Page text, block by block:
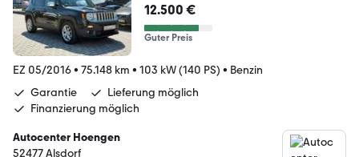
12.500 €
Guter Preis
EZ 05/2016• 75.148 km • 103 kW (140 PS) • Benzin
Garantie
Lieferung möglich
Finanzierung möglich
Autocenter Hoengen
52477 Alsdorf